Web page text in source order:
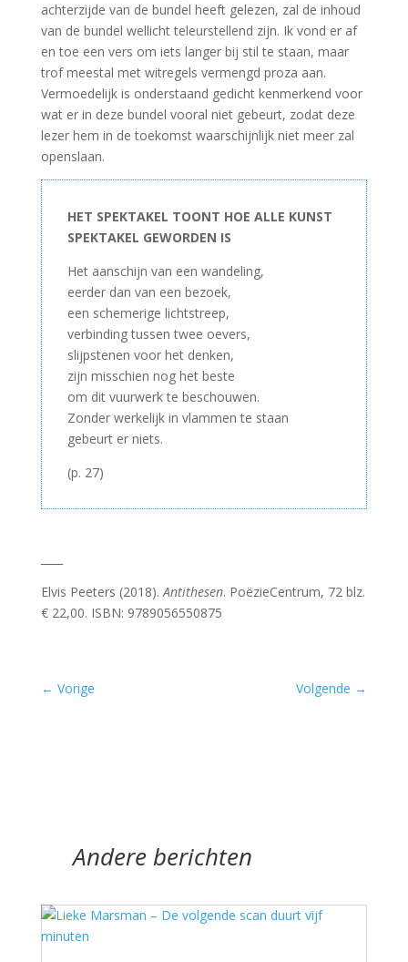
achterzijde van de bundel heeft gelezen, zal de inhoud
van de bundel wellicht teleurstellend zijn. Ik vond er af
en toe een vers om iets langer bij stil te staan, maar
trof meestal met witregels vermengd proza aan.
Vermoedelijk is onderstaand gedicht kenmerkend voor
wat er in deze bundel vooral niet gebeurt, zodat deze
lezer hem in de toekomst waarschijnlijk niet meer zal
openslaan.
HET SPEKTAKEL TOONT HOE ALLE KUNST
SPEKTAKEL GEWORDEN IS
Het aanschijn van een wandeling,
eerder dan van een bezoek,
een schemerige lichtstreep,
verbinding tussen twee oevers,
slijpstenen voor het denken,
zijn misschien nog het beste
om dit vuurwerk te beschouwen.
Zonder werkelijk in vlammen te staan
gebeurt er niets.
(p. 27)
Elvis Peeters (2018).Antithesen. PoëzieCentrum, 72 blz.
€ 22,00. ISBN: 9789056550875
← Vorige Volgende →
Andere berichten